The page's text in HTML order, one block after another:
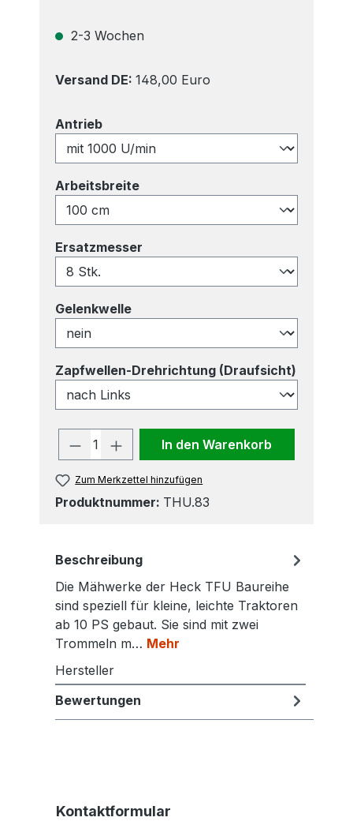
2-3 Wochen
Versand DE: 148,00 Euro
Antriebauswählen
Arbeitsbreiteauswählen
Ersatzmesser
Gelenkwelleauswählen
Zapfwellen-Drehrichtung (Draufsicht)
Produkt Anzahl: Gib den
In den Warenkorb
Zum Merkzettel hinzufügen
Produktnummer: THU.83
Beschreibung
Die Mähwerke der Heck TFU Baureihe
sind speziell für kleine, leichte Traktoren
ab 10 PS gebaut. Sie sind mit zwei
Trommeln m… Mehr
Hersteller
Bewertungen
Kontaktformular